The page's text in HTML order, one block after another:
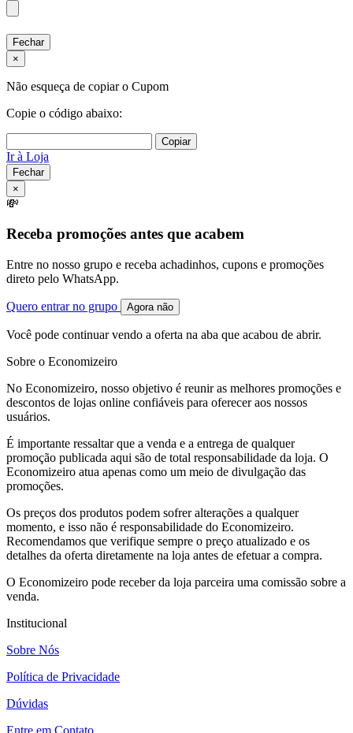
Fechar
×
Não esqueça de copiar o Cupom
Copie o código abaixo:
Copiar
Ir à Loja
Fechar
×
💸
Receba promoções antes que acabem
Entre no nosso grupo e receba achadinhos, cupons e promoções
direto pelo WhatsApp.
Quero entrar no grupo Agora não
Você pode continuar vendo a oferta na aba que acabou de abrir.
Sobre o Economizeiro
No Economizeiro, nosso objetivo é reunir as melhores promoções e
descontos de lojas online confiáveis para oferecer aos nossos
usuários.
É importante ressaltar que a venda e a entrega de qualquer
promoção publicada aqui são de total responsabilidade da loja. O
Economizeiro atua apenas como um meio de divulgação das
promoções.
Os preços dos produtos podem sofrer alterações a qualquer
momento, e isso não é responsabilidade do Economizeiro.
Recomendamos que verifique sempre o preço atualizado e os
detalhes da oferta diretamente na loja antes de efetuar a compra.
O Economizeiro pode receber da loja parceira uma comissão sobre a
venda.
Institucional
Sobre Nós
Política de Privacidade
Dúvidas